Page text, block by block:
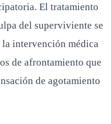
El tratamiento
del superviviente se
intervención médica
de afrontamiento que
de agotamiento